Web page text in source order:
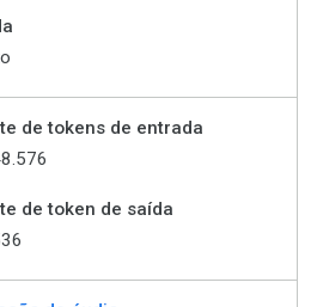
de tokens de entrada
de token de saída